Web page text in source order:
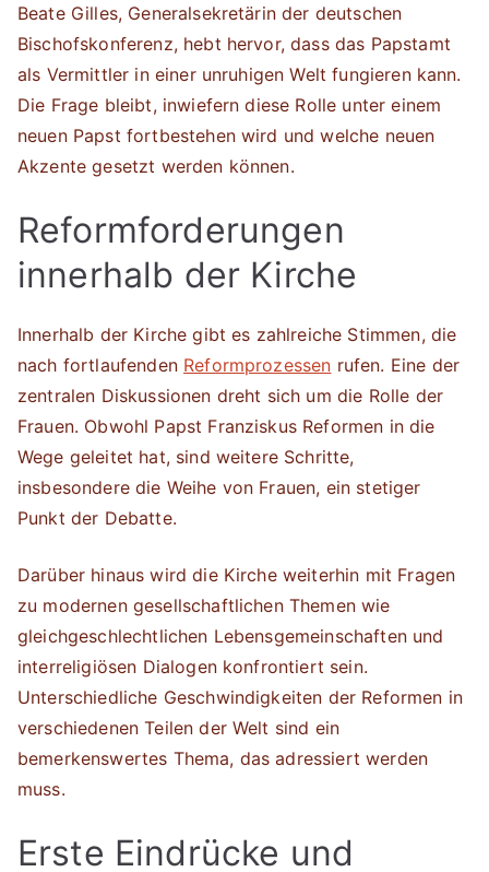
Beate Gilles, Generalsekretärin der deutschen
Bischofskonferenz, hebt hervor, dass das Papstamt
als Vermittler in einer unruhigen Welt fungieren kann.
Die Frage bleibt, inwiefern diese Rolle unter einem
neuen Papst fortbestehen wird und welche neuen
Akzente gesetzt werden können.
Reformforderungen
innerhalb der Kirche
Innerhalb der Kirche gibt es zahlreiche Stimmen, die
nach fortlaufenden Reformprozessen rufen. Eine der
zentralen Diskussionen dreht sich um die Rolle der
Frauen. Obwohl Papst Franziskus Reformen in die
Wege geleitet hat, sind weitere Schritte,
insbesondere die Weihe von Frauen, ein stetiger
Punkt der Debatte.
Darüber hinaus wird die Kirche weiterhin mit Fragen
zu modernen gesellschaftlichen Themen wie
gleichgeschlechtlichen Lebensgemeinschaften und
interreligiösen Dialogen konfrontiert sein.
Unterschiedliche Geschwindigkeiten der Reformen in
verschiedenen Teilen der Welt sind ein
bemerkenswertes Thema, das adressiert werden
muss.
Erste Eindrücke und